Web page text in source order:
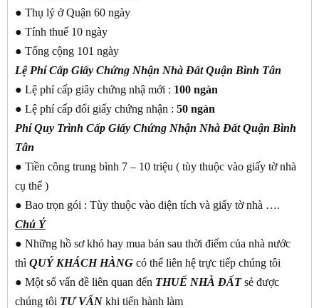
● Thụ lý ở Quận 60 ngày
● Tính thuế 10 ngày
● Tổng cộng 101 ngày
Lệ Phí Cấp Giấy Chứng Nhận Nhà Đất Quận Bình Tân
● Lệ phí cấp giây chứng nhậ mới : 100 ngàn
● Lệ phí cấp đổi giấy chứng nhận : 50 ngàn
Phí Quy Trình Cấp Giấy Chứng Nhận Nhà Đất Quận Bình
Tân
● Tiền công trung bình 7 – 10 triệu ( tùy thuộc vào giấy tờ nhà
cụ thể )
● Bao trọn gói : Tùy thuộc vào diện tích và giấy tờ nhà ….
Chú Ý
● Những hồ sơ khó hay mua bán sau thời điểm của nhà nước
thì QUÝ KHÁCH HÀNG có thể liên hệ trực tiếp chúng tôi
● Một số vấn đề liên quan đến THUẾ NHÀ ĐẤTsẻ được
chúng tôi TƯ VẤN khi tiến hành làm